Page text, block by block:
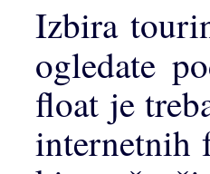
Izbira
ogledate
float je
internetnih